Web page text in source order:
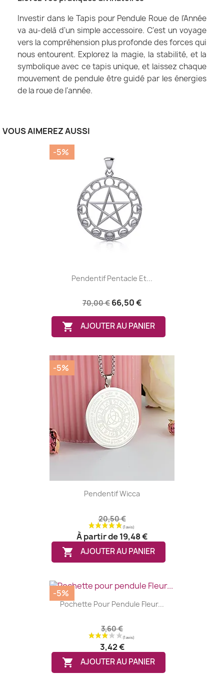
Investir dans le Tapis pour Pendule Roue de l'Année
va au-delà d'un simple accessoire. C'est un voyage
vers la compréhension plus profonde des forces qui
nous entourent. Explorez la magie, la stabilité, et la
symbolique avec ce tapis unique, et laissez chaque
mouvement de pendule être guidé par les énergies
de la roue de l'année.
VOUS AIMEREZ AUSSI
Pendentif Pentacle Et...
70,00 € 66,50 €
 AJOUTER AU PANIER
-5%
Pendentif Wicca
20,50 €
À partir de19,48 €
 AJOUTER AU PANIER
-5%
Pochette Pour Pendule Fleur...
3,60 €
3,42 €
 AJOUTER AU PANIER
-5%